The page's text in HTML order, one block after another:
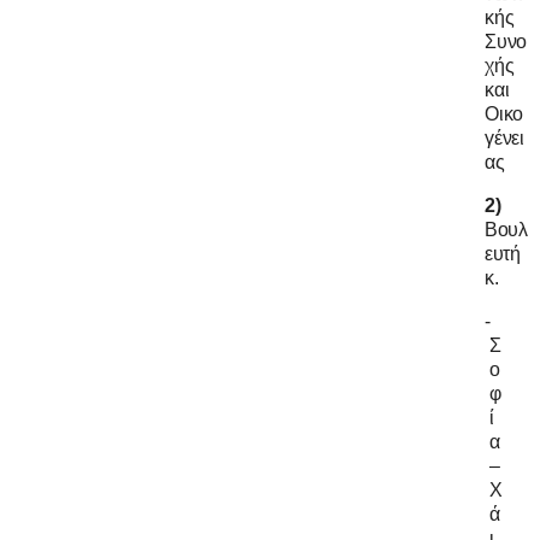
κής
Συνο
χής
και
Οικο
γένει
ας
2)
Βουλ
ευτή
κ.
-
Σ
ο
φ
ί
α
–
Χ
ά